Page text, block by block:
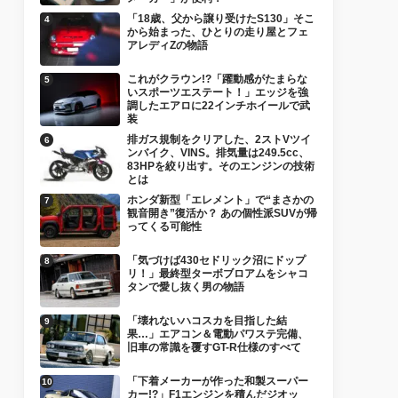
「18歳、父から譲り受けたS130」そこ
から始まった、ひとりの走り屋とフェ
アレディZの物語
これがクラウン!?「躍動感がたまらな
いスポーツエステート！」エッジを強
調したエアロに22インチホイールで武
装
排ガス規制をクリアした、2ストVツイ
ンバイク、VINS。排気量は249.5cc、
83HPを絞り出す。そのエンジンの技術
とは
ホンダ新型「エレメント」で“まさかの
観音開き”復活か？ あの個性派SUVが帰
ってくる可能性
「気づけば430セドリック沼にドップ
リ！」最終型ターボブロアムをシャコ
タンで愛し抜く男の物語
「壊れないハコスカを目指した結
果…」エアコン＆電動パワステ完備、
旧車の常識を覆すGT-R仕様のすべて
「下着メーカーが作った和製スーパー
カー!?」F1エンジンを積んだジオッ